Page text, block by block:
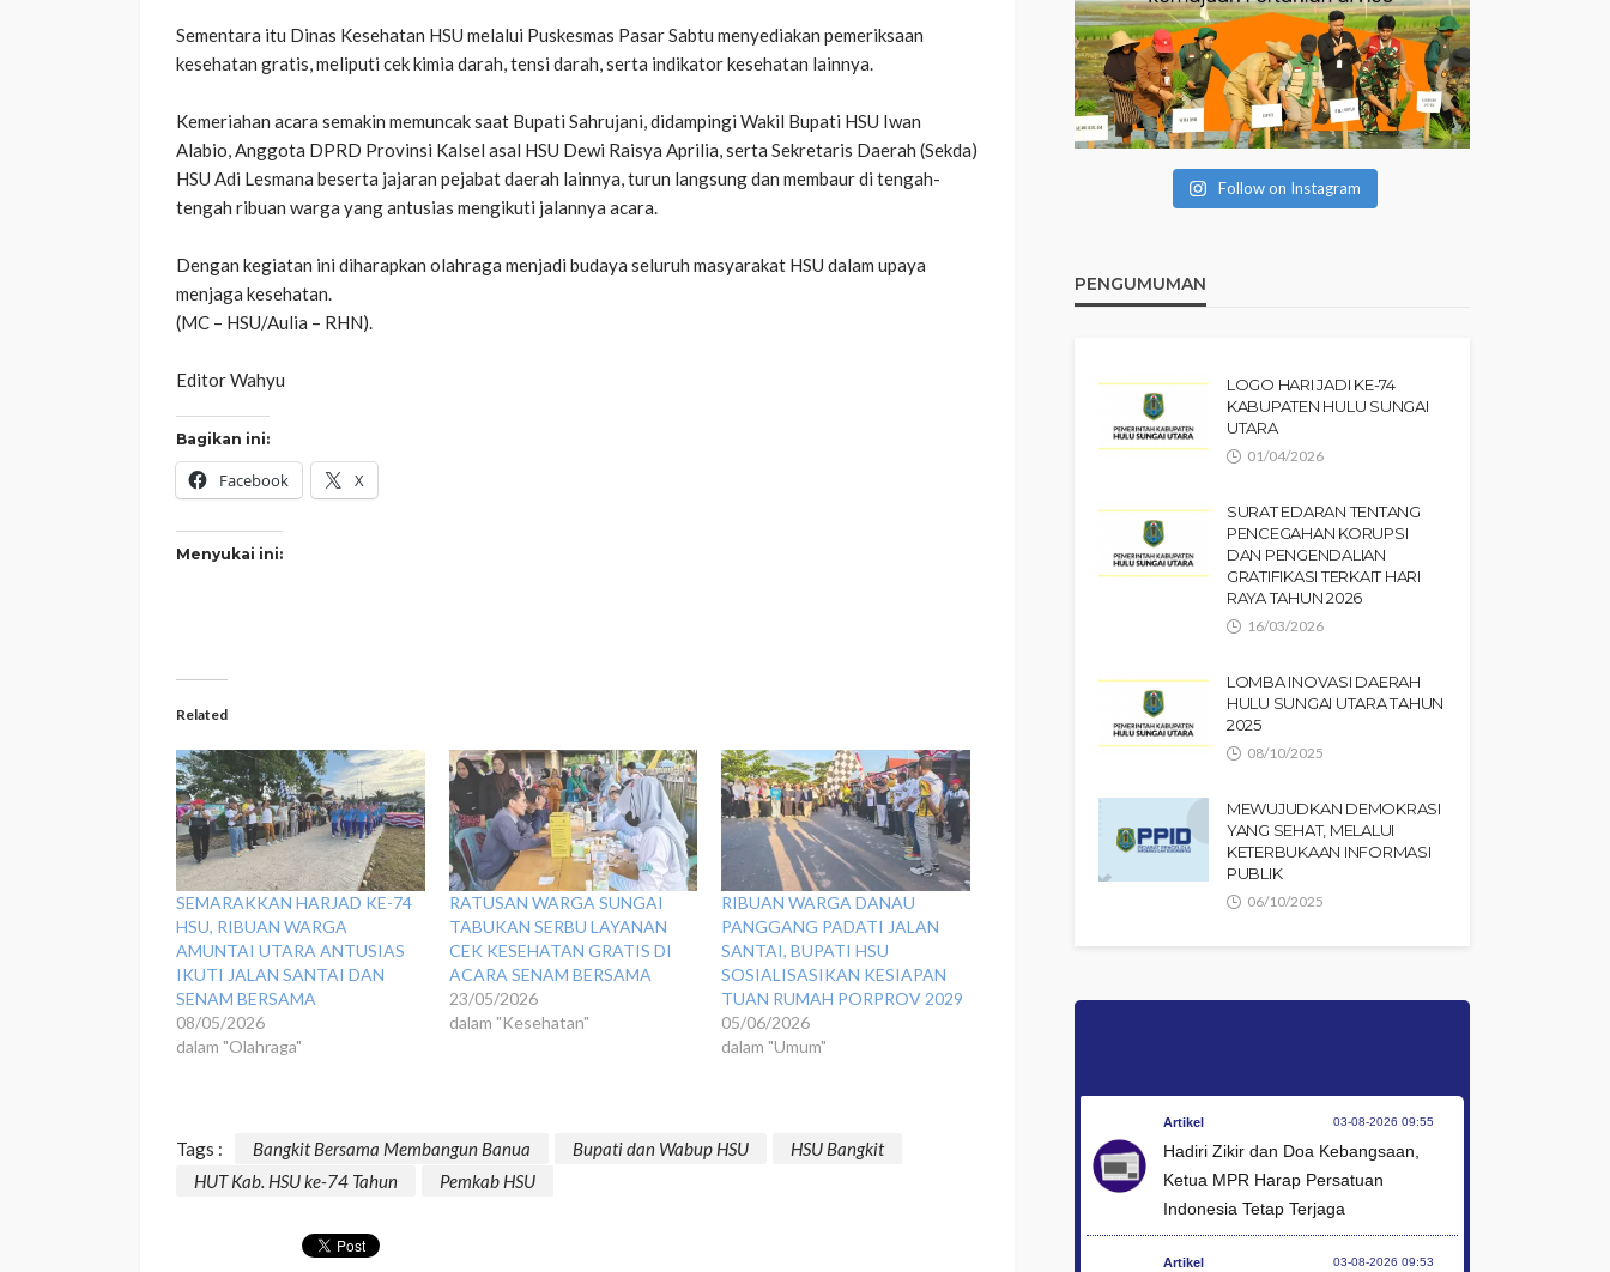
‎Sementara itu Dinas Kesehatan HSU melalui Puskesmas Pasar Sabtu menyediakan pemeriksaan
kesehatan gratis, meliputi cek kimia darah, tensi darah, serta indikator kesehatan lainnya.
‎​Kemeriahan acara semakin memuncak saat Bupati Sahrujani, didampingi Wakil Bupati HSU Iwan
Alabio, Anggota DPRD Provinsi Kalsel asal HSU Dewi Raisya Aprilia, serta Sekretaris Daerah (Sekda)
HSU Adi Lesmana beserta jajaran pejabat daerah lainnya, turun langsung dan membaur di tengah-
tengah ribuan warga yang antusias mengikuti jalannya acara.
‎Dengan kegiatan ini diharapkan olahraga menjadi budaya seluruh masyarakat HSU dalam upaya
menjaga kesehatan.
‎(MC – HSU/Aulia – RHN).
‎Editor Wahyu
Bagikan ini:
Facebook X
Menyukai ini:
Related
SEMARAKKAN HARJAD KE-74
HSU, RIBUAN WARGA
AMUNTAI UTARA ANTUSIAS
IKUTI JALAN SANTAI DAN
SENAM BERSAMA ‎
08/05/2026
dalam "Olahraga"
‎​RATUSAN WARGA SUNGAI
TABUKAN SERBU LAYANAN
CEK KESEHATAN GRATIS DI
ACARA SENAM BERSAMA
23/05/2026
dalam "Kesehatan"
‎​RIBUAN WARGA DANAU
PANGGANG PADATI JALAN
SANTAI, BUPATI HSU
SOSIALISASIKAN KESIAPAN
TUAN RUMAH PORPROV 2029
05/06/2026
dalam "Umum"
Tags : Bangkit Bersama Membangun Banua Bupati dan Wabup HSU
HSU Bangkit
HUT Kab. HSU ke-74 Tahun
Pemkab HSU
Follow on Instagram
PENGUMUMAN
LOGO HARI JADI KE-74
KABUPATEN HULU SUNGAI
UTARA
01/04/2026
SURAT EDARAN TENTANG
PENCEGAHAN KORUPSI
DAN PENGENDALIAN
GRATIFIKASI TERKAIT HARI
RAYA TAHUN 2026
16/03/2026
LOMBA INOVASI DAERAH
HULU SUNGAI UTARA TAHUN
2025
08/10/2025
MEWUJUDKAN DEMOKRASI
YANG SEHAT, MELALUI
KETERBUKAAN INFORMASI
PUBLIK
06/10/2025
Artikel 03-08-2026 09:55
Hadiri Zikir dan Doa Kebangsaan,
Ketua MPR Harap Persatuan
Indonesia Tetap Terjaga
Artikel 03-08-2026 09:53